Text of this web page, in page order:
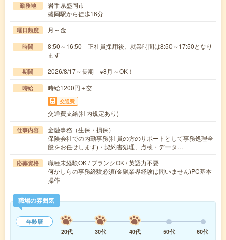
勤務地
岩手県盛岡市
盛岡駅から徒歩16分
曜日頻度 月～金
時間
8:50～16:50 正社員採用後、就業時間は8:50～17:50となり
ます
期間 2026/8/17～長期 ※8月～OK！
時給 時給1200円＋交
交通費
交通費支給(社内規定あり)
仕事内容
金融事務（生保・損保）
保険会社での内勤事務(社員の方のサポートとして事務処理全
般をお任せします)・契約書処理、点検・データ…
応募資格
職種未経験OK / ブランクOK / 英語力不要
何かしらの事務経験必須(金融業界経験は問いません)PC基本
操作
職場の雰囲気
年齢層
20代
30代 40代 50代
60代